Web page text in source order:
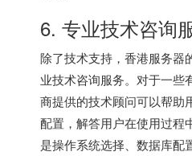
6. 专业技术咨询
除了技术支持， 香港服务器
业技术咨询服务。对于一些
商提供的技术顾问可以帮助
配置，解答用户在使用过程
是操作系统选择、数据库配